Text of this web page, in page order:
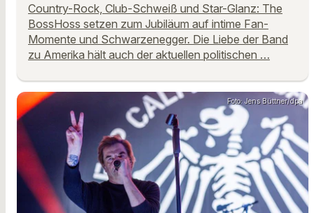
Country-Rock, Club-Schweiß und Star-Glanz: The
BossHoss setzen zum Jubiläum auf intime Fan-
Momente und Schwarzenegger. Die Liebe der Band
zu Amerika hält auch der aktuellen politischen …
Foto: Jens Büttner/dpa